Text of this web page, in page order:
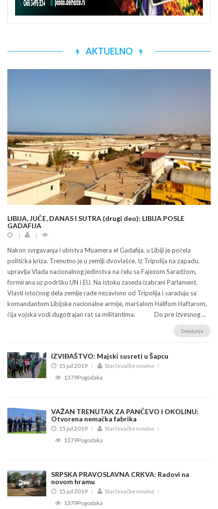
AKTUELNO
LIBIJA, JUČE, DANAS I SUTRA (drugi deo): LIBIJA POSLE
GADAFIJA
Nakon svrgavanja i ubistva Muamera el Gadafija, u Libiji je počela
politička kriza. Trenutno je u zemlji dvovlašće. Iz Tripolija na zapadu,
upravlja Vlada nacionalnog jedinstva na čelu sa Fajezom Saradžom,
formirana uz podršku UN i EU. Na istoku zaseda izabrani Parlament.
Vlasti istočnog dela zemlje rade nezavisno od Tripolija i sarađuju sa
komandantom Libijske nacionalne armije, maršalom Halifom Haftarom,
čija vojska vodi dugotrajan rat sa militantima. Do pre izvesnog ...
Detaljnije
IZVIĐAŠTVO: Majski susreti u Šapcu
15 jul 2019
Starčevačke novine
1379Pogodaka
VAŽAN TRENUTAK ZA PANČEVO I OKOLINU:
Otvorena nemačka fabrika
15 jul 2019
Starčevačke novine
1379Pogodaka
SRPSKA PRAVOSLAVNA CRKVA: Radovi na
novom hramu
15 jul 2019
Starčevačke novine
1379Pogodaka